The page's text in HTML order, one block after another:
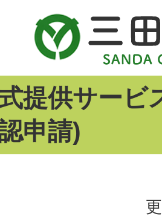
提供サービ
申請)